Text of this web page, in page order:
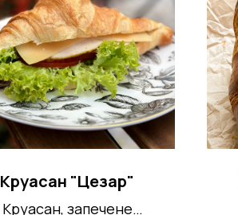
Круасан "Цезар"
Круасан, запечене